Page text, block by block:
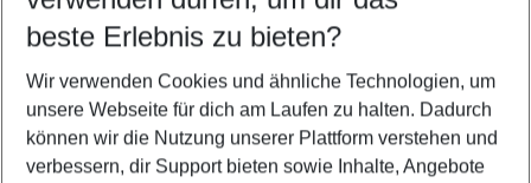
5-8 Nächte
2 Erwachsene Keine Kinder
Mehr Filter anzeigen
beste Erlebnis zu bieten?
Wir verwenden Cookies und ähnliche Technologien, um
unsere Webseite für dich am Laufen zu halten. Dadurch
können wir die Nutzung unserer Plattform verstehen und
verbessern, dir Support bieten sowie Inhalte, Angebote